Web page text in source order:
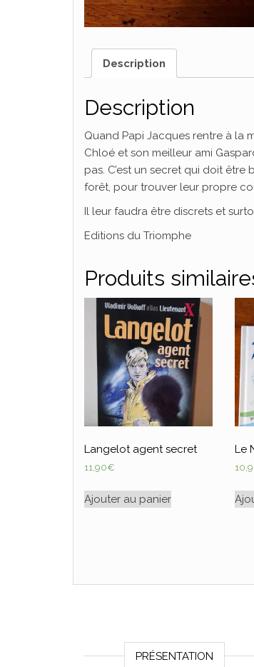
Description
Description
Quand Papi Jacques rentre à la
Chloé et son meilleur ami
pas. C’est un secret qui doit
forêt, pour trouver leur propre
Il leur faudra être discrets et
Editions du Triomphe
Produits
Langelot agent secret
11,90€
Ajouter au panier
Le
PRÉSENTATION